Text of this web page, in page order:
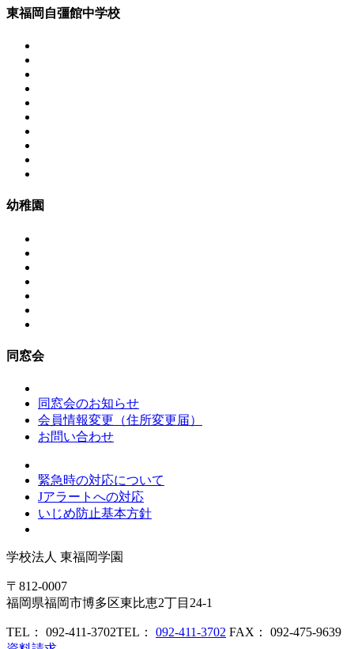
東福岡自彊館中学校
幼稚園
同窓会
同窓会のお知らせ
会員情報変更（住所変更届）
お問い合わせ
緊急時の対応について
Jアラートへの対応
いじめ防止基本方針
学校法人 東福岡学園
〒812-0007
福岡県福岡市博多区東比恵2丁目24-1
TEL： 092-411-3702TEL： 092-411-3702 FAX： 092-475-9639